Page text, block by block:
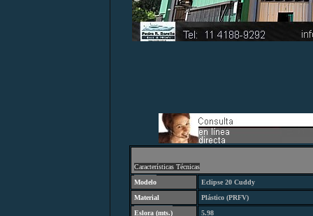
Características Técnicas
Modelo
Eclipse 20 Cuddy
Material
Plástico (PRFV)
Eslora (mts.)
5.98